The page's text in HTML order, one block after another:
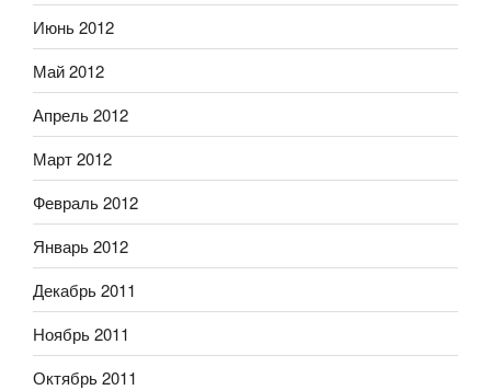
Июнь 2012
Май 2012
Апрель 2012
Март 2012
Февраль 2012
Январь 2012
Декабрь 2011
Ноябрь 2011
Октябрь 2011